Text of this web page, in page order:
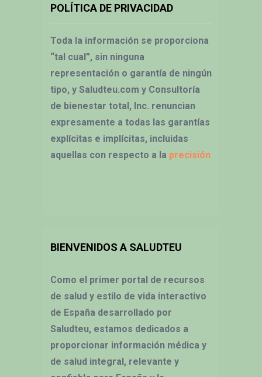
POLÍTICA DE PRIVACIDAD
Toda la información se proporciona
“tal cual”, sin ninguna
representación o garantía de ningún
tipo, y Saludteu.com y Consultoría
de bienestar total, Inc. renuncian
expresamente a todas las garantías
explícitas e implícitas, incluidas
aquellas con respecto a la precisión
BIENVENIDOS A SALUDTEU
Como el primer portal de recursos
de salud y estilo de vida interactivo
de España desarrollado por
Saludteu, estamos dedicados a
proporcionar información médica y
de salud integral, relevante y